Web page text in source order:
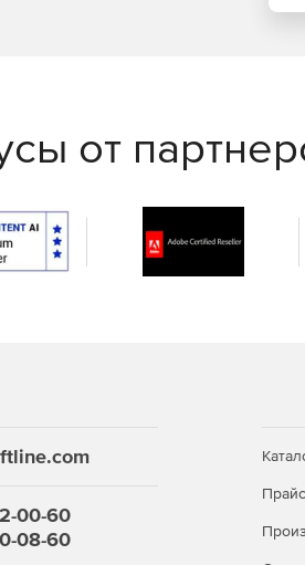
от
00-60
08-60